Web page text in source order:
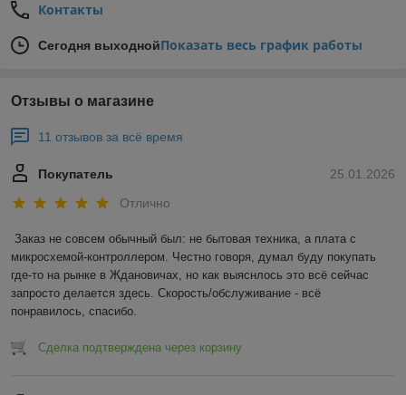
Контакты
Сегодня выходнойПоказать весь график работы
Отзывы о магазине
11 отзывов за всё время
25.01.2026
Покупатель
Отлично
Заказ не совсем обычный был: не бытовая техника, а плата с
микросхемой-контроллером. Честно говоря, думал буду покупать
где-то на рынке в Ждановичах, но как выяснлось это всё сейчас
запросто делается здесь. Скорость/обслуживание - всё
понравилось, спасибо.
Сделка подтверждена через корзину